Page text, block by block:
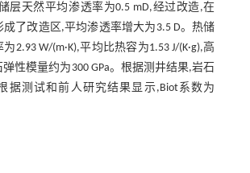
层天然平均渗透率为0.5 mD,经过改造,在
成了改造区,平均渗透率增大为3.5 D。热储
2.93 W/(m·K),平均比热容为1.53 J/(K·g),高
性模量约为300 GPa。根据测井结果,岩石
据测试和前人研究结果显示,Biot系数为